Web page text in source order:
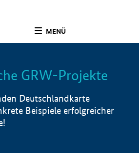
MENÜ
Info
GRW-Projekte
Deutschlandkarte
Beispiele erfolgreicher